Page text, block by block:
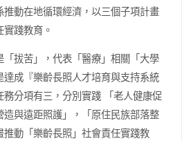
動在地循環經濟，以三個子項計畫
踐教育。
「拔苦」，代表「醫療」相關「大學
成『樂齡長照人才培育與支持系統
分項有三，分別實踐 「老人健康促
與遠距照護」，「原住民族部落整
動「樂齡長照」社會責任實踐教